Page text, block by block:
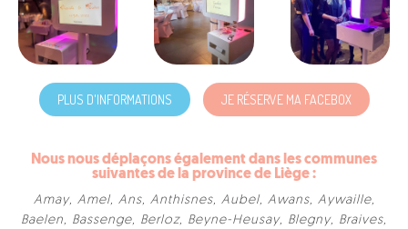
PLUS D'INFORMATIONS JE RÉSERVE MA FACEBOX
Nous nous déplaçons également dans les communes
suivantes de la province de Liège :
Amay, Amel, Ans, Anthisnes, Aubel, Awans, Aywaille,
Baelen, Bassenge, Berloz, Beyne-Heusay, Blegny, Braives,